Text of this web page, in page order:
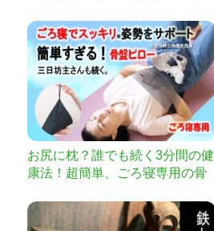
お尻に枕？誰でも続く3分間の健
康法！超簡単、ごろ寝専用の骨